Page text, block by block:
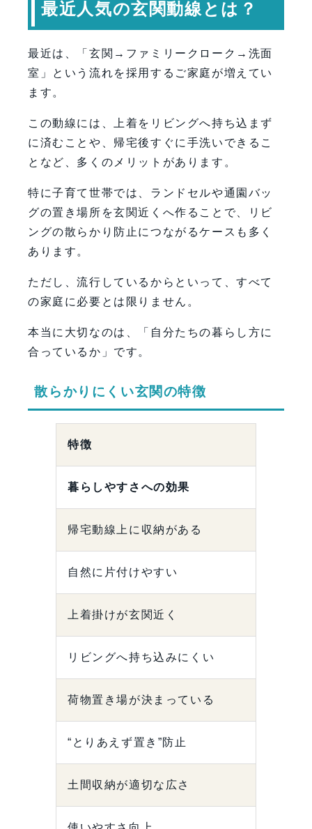
最近人気の玄関動線とは？
最近は、「玄関→ファミリークローク→洗面
室」という流れを採用するご家庭が増えてい
ます。
この動線には、上着をリビングへ持ち込まず
に済むことや、帰宅後すぐに手洗いできるこ
となど、多くのメリットがあります。
特に子育て世帯では、ランドセルや通園バッ
グの置き場所を玄関近くへ作ることで、リビ
ングの散らかり防止につながるケースも多く
あります。
ただし、流行しているからといって、すべて
の家庭に必要とは限りません。
本当に大切なのは、「自分たちの暮らし方に
合っているか」です。
散らかりにくい玄関の特徴
特徴
暮らしやすさへの効果
帰宅動線上に収納がある
自然に片付けやすい
上着掛けが玄関近く
リビングへ持ち込みにくい
荷物置き場が決まっている
“とりあえず置き”防止
土間収納が適切な広さ